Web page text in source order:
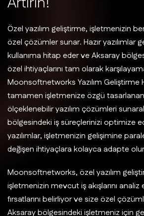
Özel yazılım geliştirme, işletmenizin
özel çözümler sunar. Hazır yazılımlar
kullanıma hitap eder ve Aksaray
özel ihtiyaçlarını tam olarak
Moonsoftnetworks Yazılım Geliştirme
tamamen işletmenize özgü
ölçeklenebilir yazılım çözümleri
bölgesindeki iş süreçlerinizi optimize
yazılımlar, işletmenizin gelişimine
değişen ihtiyaçlara kolayca adapte
Moonsoftnetworks, özel yazılım
işletmenizin mevcut iş akışlarını
fırsatlarını belirliyor ve size özel
Aksaray bölgesindeki işletmeniz için